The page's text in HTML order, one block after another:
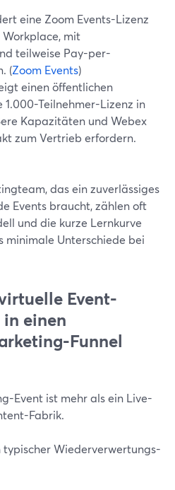
eine Zoom Events-Lizenz
mit
teilweise Pay-per-
(Zoom Events)
einen öffentlichen
1.000-Teilnehmer-Lizenz in
Kapazitäten und Webex
zum Vertrieb erfordern.
das ein zuverlässiges
Events braucht, zählen oft
und die kurze Lernkurve
minimale Unterschiede bei
Event-
einen
Funnel
Event ist mehr als ein Live-
Fabrik.
Wiederverwertungs-